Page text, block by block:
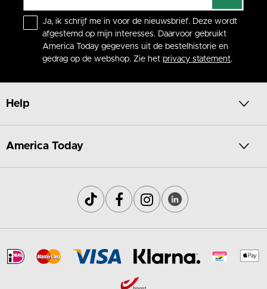
Ja, ik schrijf me in voor de nieuwsbrief. Deze wordt
afgestemd op mijn interesses. Daarvoor gebruikt
America Today gegevens uit de bestelhistorie en
gedrag op de webshop. Zie het privacy statement.
Help
America Today